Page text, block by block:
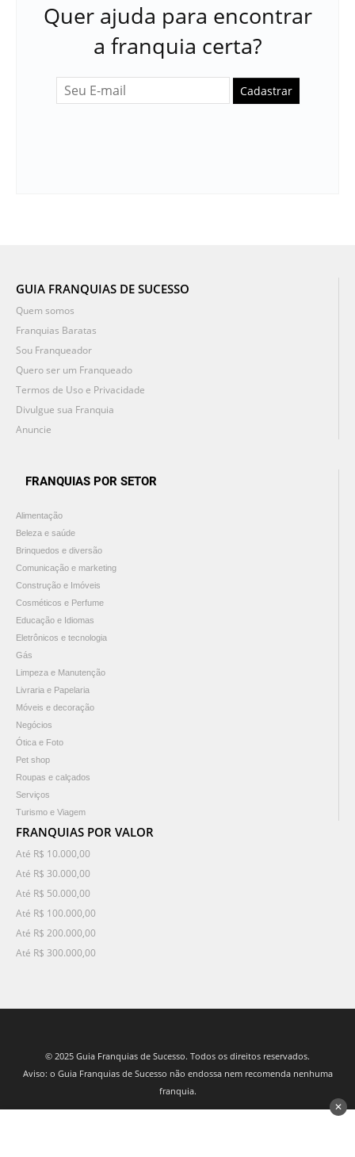
Quer ajuda para encontrar
a franquia certa?
Cadastrar
GUIA FRANQUIAS DE SUCESSO
Quem somos
Franquias Baratas
Sou Franqueador
Quero ser um Franqueado
Termos de Uso e Privacidade
Divulgue sua Franquia
Anuncie
FRANQUIAS POR SETOR
Alimentação
Beleza e saúde
Brinquedos e diversão
Comunicação e marketing
Construção e Imóveis
Cosméticos e Perfume
Educação e Idiomas
Eletrônicos e tecnologia
Gás
Limpeza e Manutenção
Livraria e Papelaria
Móveis e decoração
Negócios
Ótica e Foto
Pet shop
Roupas e calçados
Serviços
Turismo e Viagem
FRANQUIAS POR VALOR
Até R$ 10.000,00
Até R$ 30.000,00
Até R$ 50.000,00
Até R$ 100.000,00
Até R$ 200.000,00
Até R$ 300.000,00
© 2025 Guia Franquias de Sucesso. Todos os direitos reservados.
Aviso: o Guia Franquias de Sucesso não endossa nem recomenda nenhuma
franquia.
✕